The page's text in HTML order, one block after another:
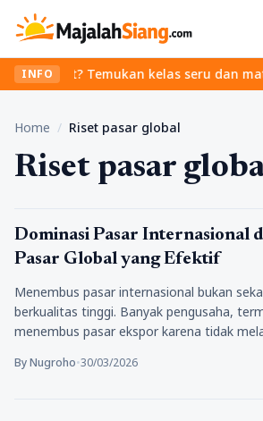
INFO
ribet? Temukan kelas seru dan
Home / Riset pasar global
Riset pasar
Tips Trik
Dominasi Pasar Internasional
Pasar Global yang Efektif
Menembus pasar internasional bukan
berkualitas tinggi. Banyak pengusaha,
menembus pasar ekspor karena tidak
By Nugroho•30/03/2026